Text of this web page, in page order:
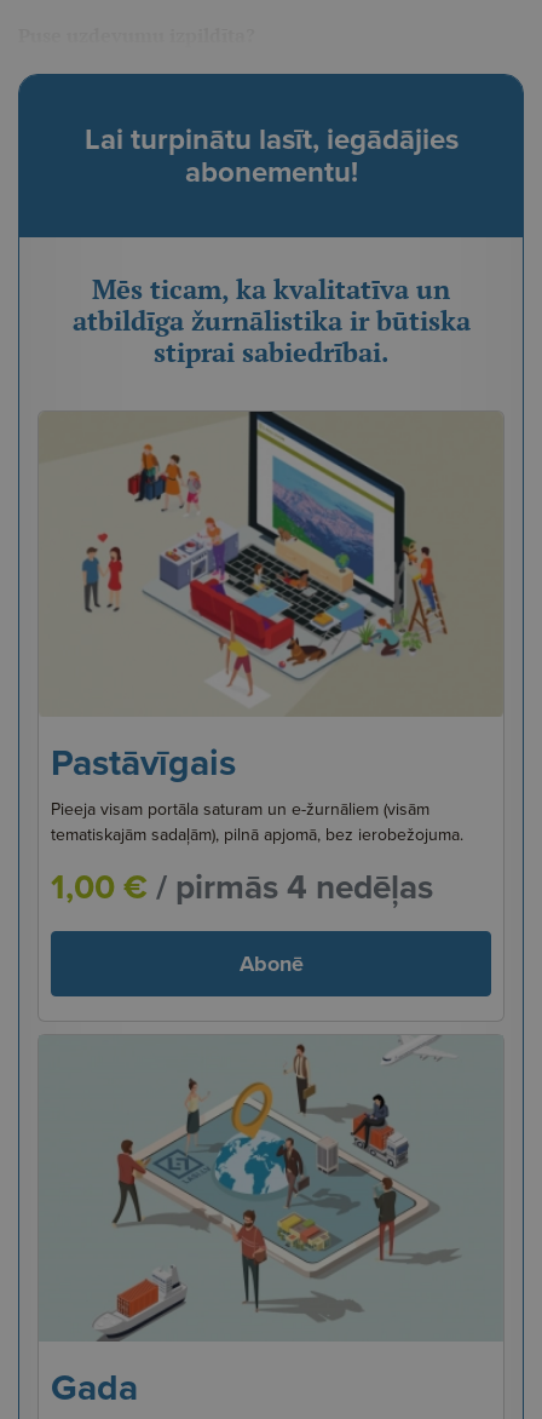
Lai turpinātu lasīt, iegādājies
abonementu!
Mēs ticam, ka kvalitatīva un
atbildīga žurnālistika ir būtiska
stiprai sabiedrībai.
Pastāvīgais
Pieeja visam portāla saturam un e-žurnāliem (visām
tematiskajām sadaļām), pilnā apjomā, bez ierobežojuma.
1,00 €/ pirmās 4 nedēļas
Abonē
Gada